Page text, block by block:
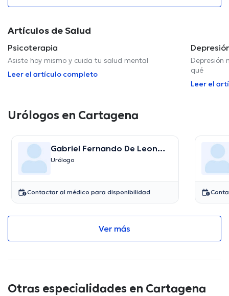
Artículos de Salud
Psicoterapia
Asiste hoy mismo y cuida tu salud mental
Leer el artículo completo
Depresión
qué
Leer el
Urólogos en Cartagena
Gabriel Fernando De Leon
Manotas
Urólogo
Contactar al médico para disponibilidad
Ver más
Otras especialidades en Cartagena